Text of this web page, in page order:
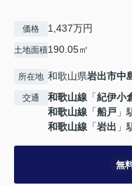
価格 1,437万円
土地面積190.05㎡
所在地 和歌山県岩出市中
交通 和歌山線 「紀伊小
和歌山線 「船戸 」
和歌山線 「岩出 」
無